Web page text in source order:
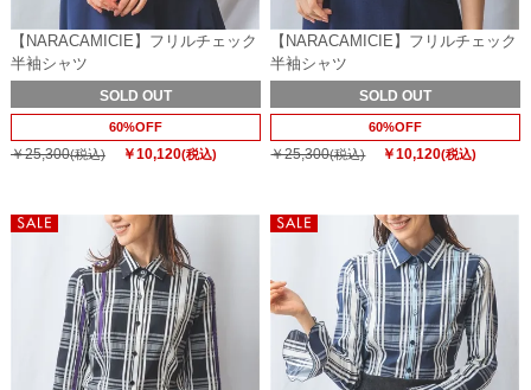
【NARACAMICIE】フリルチェック
半袖シャツ
SOLD OUT
60%OFF
￥25,300(税込) ￥10,120(税込)
【NARACAMICIE】フリルチェック
半袖シャツ
SOLD OUT
60%OFF
￥25,300(税込) ￥10,120(税込)